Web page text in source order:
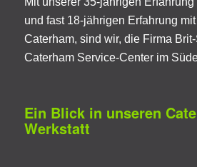
und fast 18-jährigen Erfahrung
Caterham, sind wir, die Firma
Caterham Service-Center im
Ein Blick in unseren
Werkstatt